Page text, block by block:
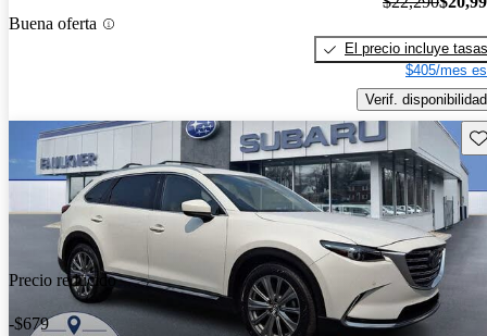
Buena oferta
El precio incluye tasas
$405/mes
Verif. disponibilidad
Precio reducido
-$679